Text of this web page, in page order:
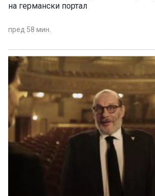
на германски портал
пред 58 мин.